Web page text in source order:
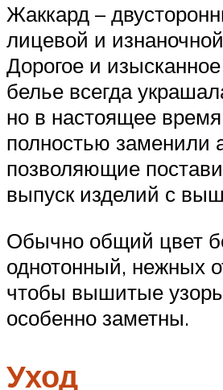
Жаккард –
лицевой и
Дорогое и
белье всегда
но в настоящее
полностью заменили
позволяющие
выпуск изделий с
Обычно общий цвет
однотонный, нежных
чтобы вышитые
особенно заметны.
Уход